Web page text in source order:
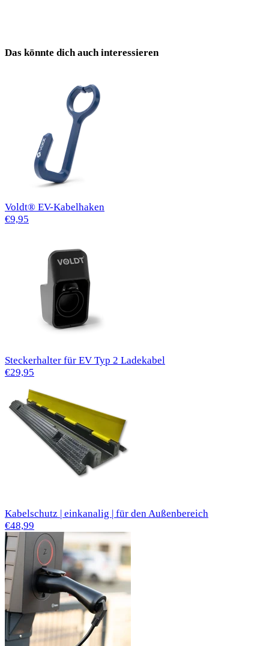
Das könnte dich auch interessieren
Voldt® EV-Kabelhaken
€9,95
Steckerhalter für EV Typ 2 Ladekabel
€29,95
Kabelschutz | einkanalig | für den Außenbereich
€48,99